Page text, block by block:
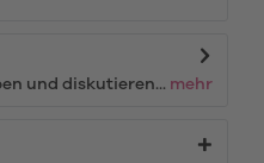
und diskutieren... mehr